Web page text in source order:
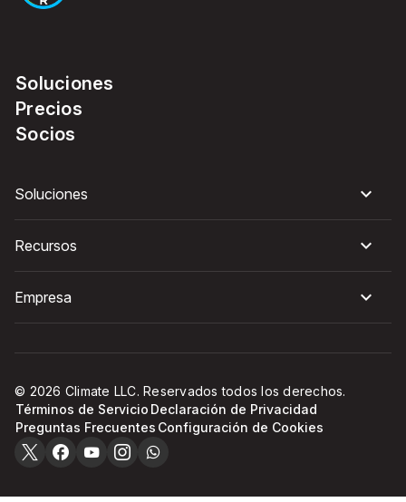
Soluciones
Precios
Socios
Soluciones
Recursos
Empresa
© 2026 Climate LLC. Reservados todos los derechos.
Términos de Servicio Declaración de Privacidad
Preguntas Frecuentes Configuración de Cookies